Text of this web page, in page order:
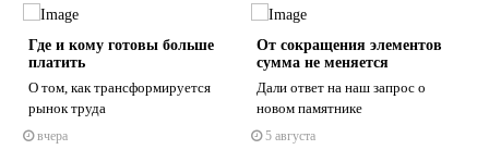
Где и кому готовы больше
платить
О том, как трансформируется
рынок труда
вчера
От сокращения элементов
сумма не меняется
Дали ответ на наш запрос о
новом памятнике
5 августа